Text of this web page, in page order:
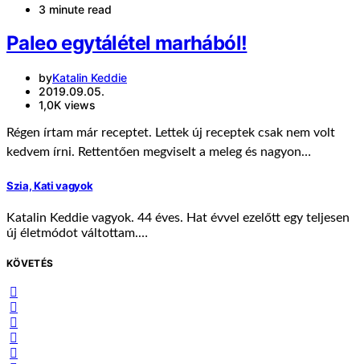
3 minute read
Paleo egytálétel marhából!
byKatalin Keddie
2019.09.05.
1,0K views
Régen írtam már receptet. Lettek új receptek csak nem volt
kedvem írni. Rettentően megviselt a meleg és nagyon…
Szia, Kati vagyok
Katalin Keddie vagyok. 44 éves. Hat évvel ezelőtt egy teljesen
új életmódot váltottam.…
KÖVETÉS